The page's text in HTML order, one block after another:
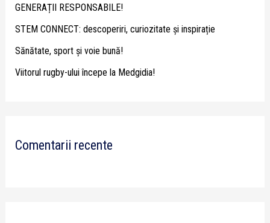
r
:
GENERAȚII RESPONSABILE!
STEM CONNECT: descoperiri, curiozitate și inspirație
Sănătate, sport și voie bună!
Viitorul rugby-ului începe la Medgidia!
Comentarii recente